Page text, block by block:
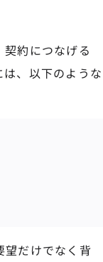
約につなげる
、以下のような
望だけでなく背